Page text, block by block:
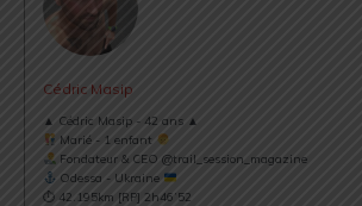
Cédric Masip
▲ Cédric Masip - 42 ans ▲
Marié - 1 enfant
Fondateur & CEO @trail_session_magazine
Odessa - Ukraine
⏱ 42.195km [RP] 2h46’52